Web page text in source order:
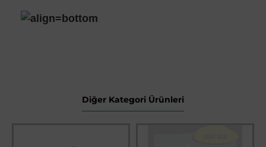
Diğer Kategori Ürünleri